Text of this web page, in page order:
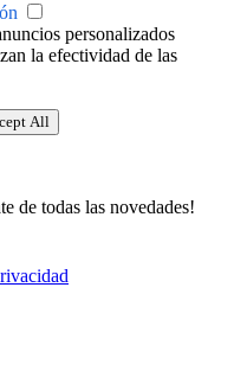
personalizados
la efectividad de las
All
de todas las novedades!